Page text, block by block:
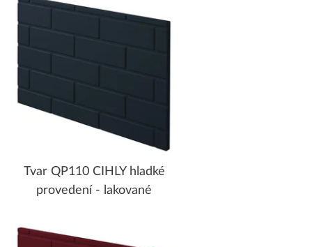
Tvar QP110 CIHLY hladké
provedení - lakované